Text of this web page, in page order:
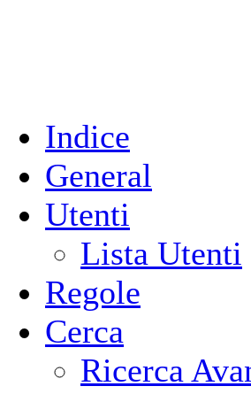
Indice
General
Utenti
Lista Utenti
Regole
Cerca
Ricerca